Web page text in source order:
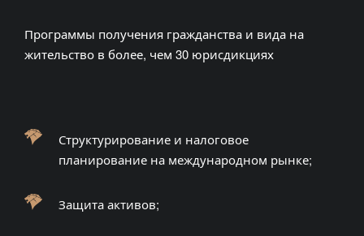
Программы получения гражданства и вида на
жительство в более, чем 30 юрисдикциях
Структурирование и налоговое
планирование на международном рынке;
Защита активов;